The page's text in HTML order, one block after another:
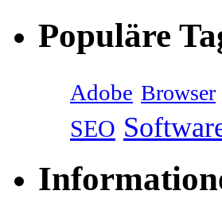
Populäre
Adobe Browser
SEO